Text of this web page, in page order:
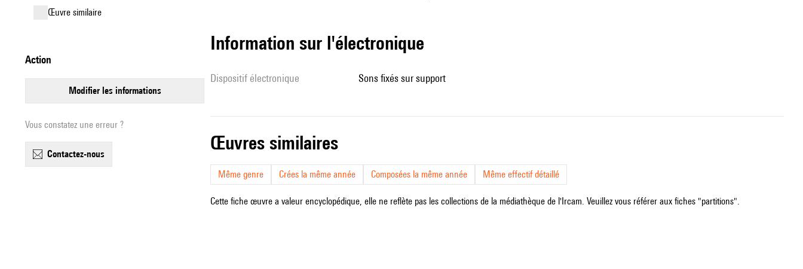
œuvre similaire
action
modifier les informations
Vous constatez une erreur ?
contactez-nous
Information sur l'électronique
Dispositif électronique sons fixés sur support
œuvres similaires
Même genre Crées la même année Composées la même année Même effectif détaillé
Cette fiche œuvre a valeur encyclopédique, elle ne reflète pas les collections de la médiathèque de l'Ircam. Veuillez vous référer aux fiches "partitions".